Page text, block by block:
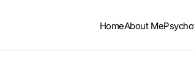
HomeAbout Me